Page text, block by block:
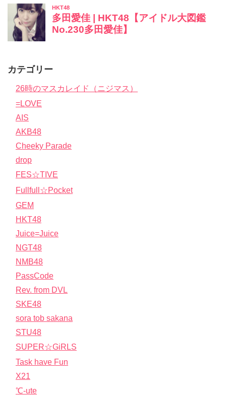
カテゴリー
26時のマスカレイド（ニジマス）
=LOVE
AIS
AKB48
Cheeky Parade
drop
FES☆TIVE
Fullfull☆Pocket
GEM
HKT48
Juice=Juice
NGT48
NMB48
PassCode
Rev. from DVL
SKE48
sora tob sakana
STU48
SUPER☆GiRLS
Task have Fun
X21
℃-ute